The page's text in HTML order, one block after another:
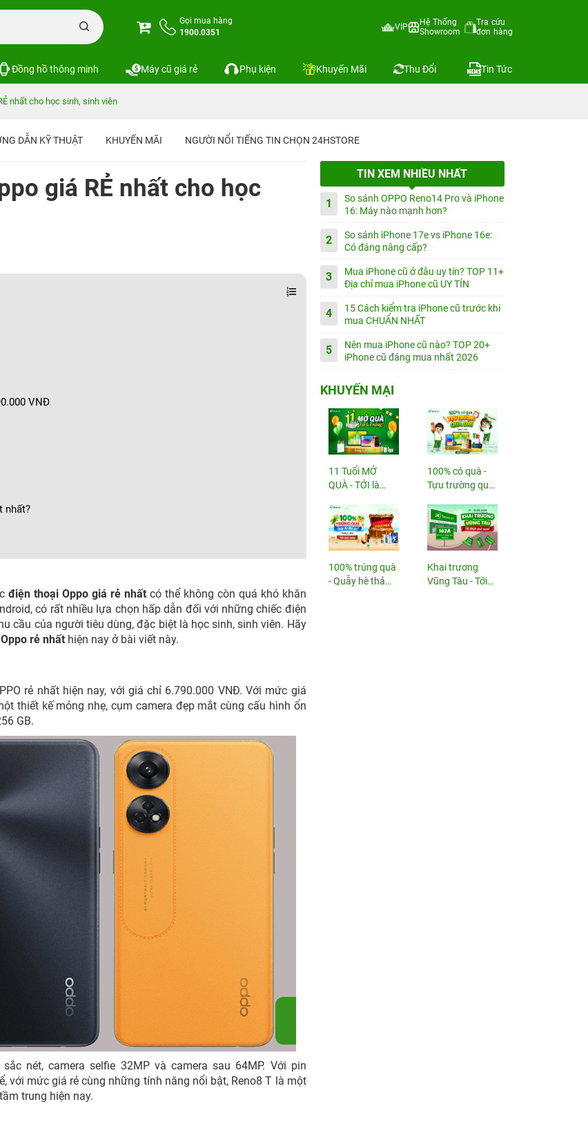
Gọi mua hàng
1900.0351
VIP
Hệ Thống
Showroom
Tra cứu
đơn hàng
Đồng hồ thông minh Máy cũ giá rẻ Phụ kiện Khuyến Mãi Thu Đổi Tin Tức
nhất cho học sinh, sinh viên
DẪN KỸ THUẬT KHUYẾN MÃI NGƯỜI NỔI TIẾNG TIN CHỌN 24HSTORE
giá RẺ nhất cho học
VNĐ
nhất?
điện thoại Oppo giá rẻ nhất có thể không còn quá khó khăn
có rất nhiều lựa chọn hấp dẫn đối với những chiếc điện
cầu của người tiêu dùng, đặc biệt là học sinh, sinh viên. Hãy
rẻ nhất hiện nay ở bài viết này.
rẻ nhất hiện nay, với giá chỉ 6.790.000 VNĐ. Với mức giá
thiết kế mỏng nhẹ, cụm camera đẹp mắt cùng cấu hình ổn
GB.
nét, camera selfie 32MP và camera sau 64MP. Với pin
với mức giá rẻ cùng những tính năng nổi bật, Reno8 T là một
trung hiện nay.
TIN XEM NHIỀU NHẤT
1
So sánh OPPO Reno14 Pro và iPhone
16: Máy nào mạnh hơn?
2
So sánh iPhone 17e vs iPhone 16e:
Có đáng nâng cấp?
3
Mua iPhone cũ ở đâu uy tín? TOP 11+
Địa chỉ mua iPhone cũ UY TÍN
4
15 Cách kiểm tra iPhone cũ trước khi
mua CHUẨN NHẤT
5
Nên mua iPhone cũ nào? TOP 20+
iPhone cũ đáng mua nhất 2026
KHUYẾN MẠI
11 Tuổi MỞ
QUÀ - TỚI là
100% có quà -
Tựu trường quá
100% trúng quà
- Quẫy hè thả
Khai trương
Vũng Tàu - Tới